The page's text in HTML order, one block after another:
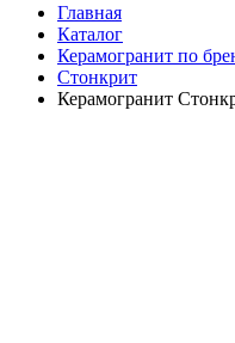
Главная
Каталог
Керамогранит по
Стонкрит
Керамогранит